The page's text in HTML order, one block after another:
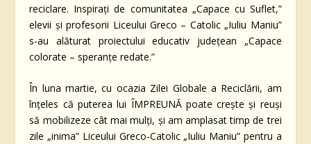
reciclare. Inspirați de comunitatea „Capace cu Suflet,”
elevii și profesorii Liceului Greco – Catolic „Iuliu Maniu”
s-au alăturat proiectului educativ județean „Capace
colorate – speranțe redate.”
În luna martie, cu ocazia Zilei Globale a Reciclării, am
înțeles că puterea lui ÎMPREUNĂ poate crește și reuși
să mobilizeze cât mai mulți, și am amplasat timp de trei
zile „inima” Liceului Greco-Catolic „Iuliu Maniu” pentru a